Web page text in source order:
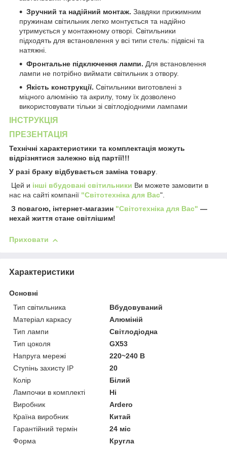
Зручний та надійний монтаж. Завдяки прижимним
пружинам світильник легко монтується та надійно
утримується у монтажному отворі. Світильники
підходять для встановлення у всі типи стель: підвісні та
натяжні.
Фронтальне підключення лампи. Для встановлення
лампи не потрібно виймати світильник з отвору.
Якість конструкції. Світильники виготовлені з
міцного алюмінію та акрилу, тому їх дозволено
використовувати тільки зі світлодіодними лампами
ІНСТРУКЦІЯ
ПРЕЗЕНТАЦІЯ
Технічні характеристики та комплектація можуть
відрізнятися залежно від партії!!!
У разі браку відбувається заміна товару.
Цей и інші вбудовані світильники Ви можете замовити в
нас на сайті компанії "Світотехніка для Вас".
З повагою, інтернет-магазин "Світотехніка для Вас" —
нехай життя стане світлішим!
Приховати
Характеристики
Основні
Тип світильника
Вбудовуваний
Матеріал каркасу
Алюміній
Тип лампи
Світлодіодна
Тип цоколя
GX53
Напруга мережі
220~240 В
Ступінь захисту IP
20
Колір
Білий
Лампочки в комплекті
Ні
Виробник
Ardero
Країна виробник
Китай
Гарантійний термін
24 міс
Форма
Кругла